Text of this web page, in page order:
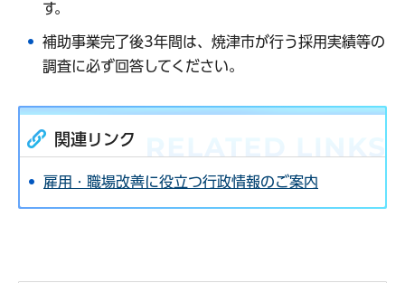
す。
補助事業完了後3年間は、焼津市が行う採用実績等の
調査に必ず回答してください。
関連リンク
雇用・職場改善に役立つ行政情報のご案内